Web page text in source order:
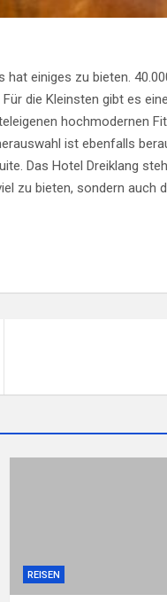
einiges zu bieten.
die Kleinsten gibt es
hochmodernen
ist ebenfalls
Das Hotel Dreiklang
zu bieten, sondern
REISEN